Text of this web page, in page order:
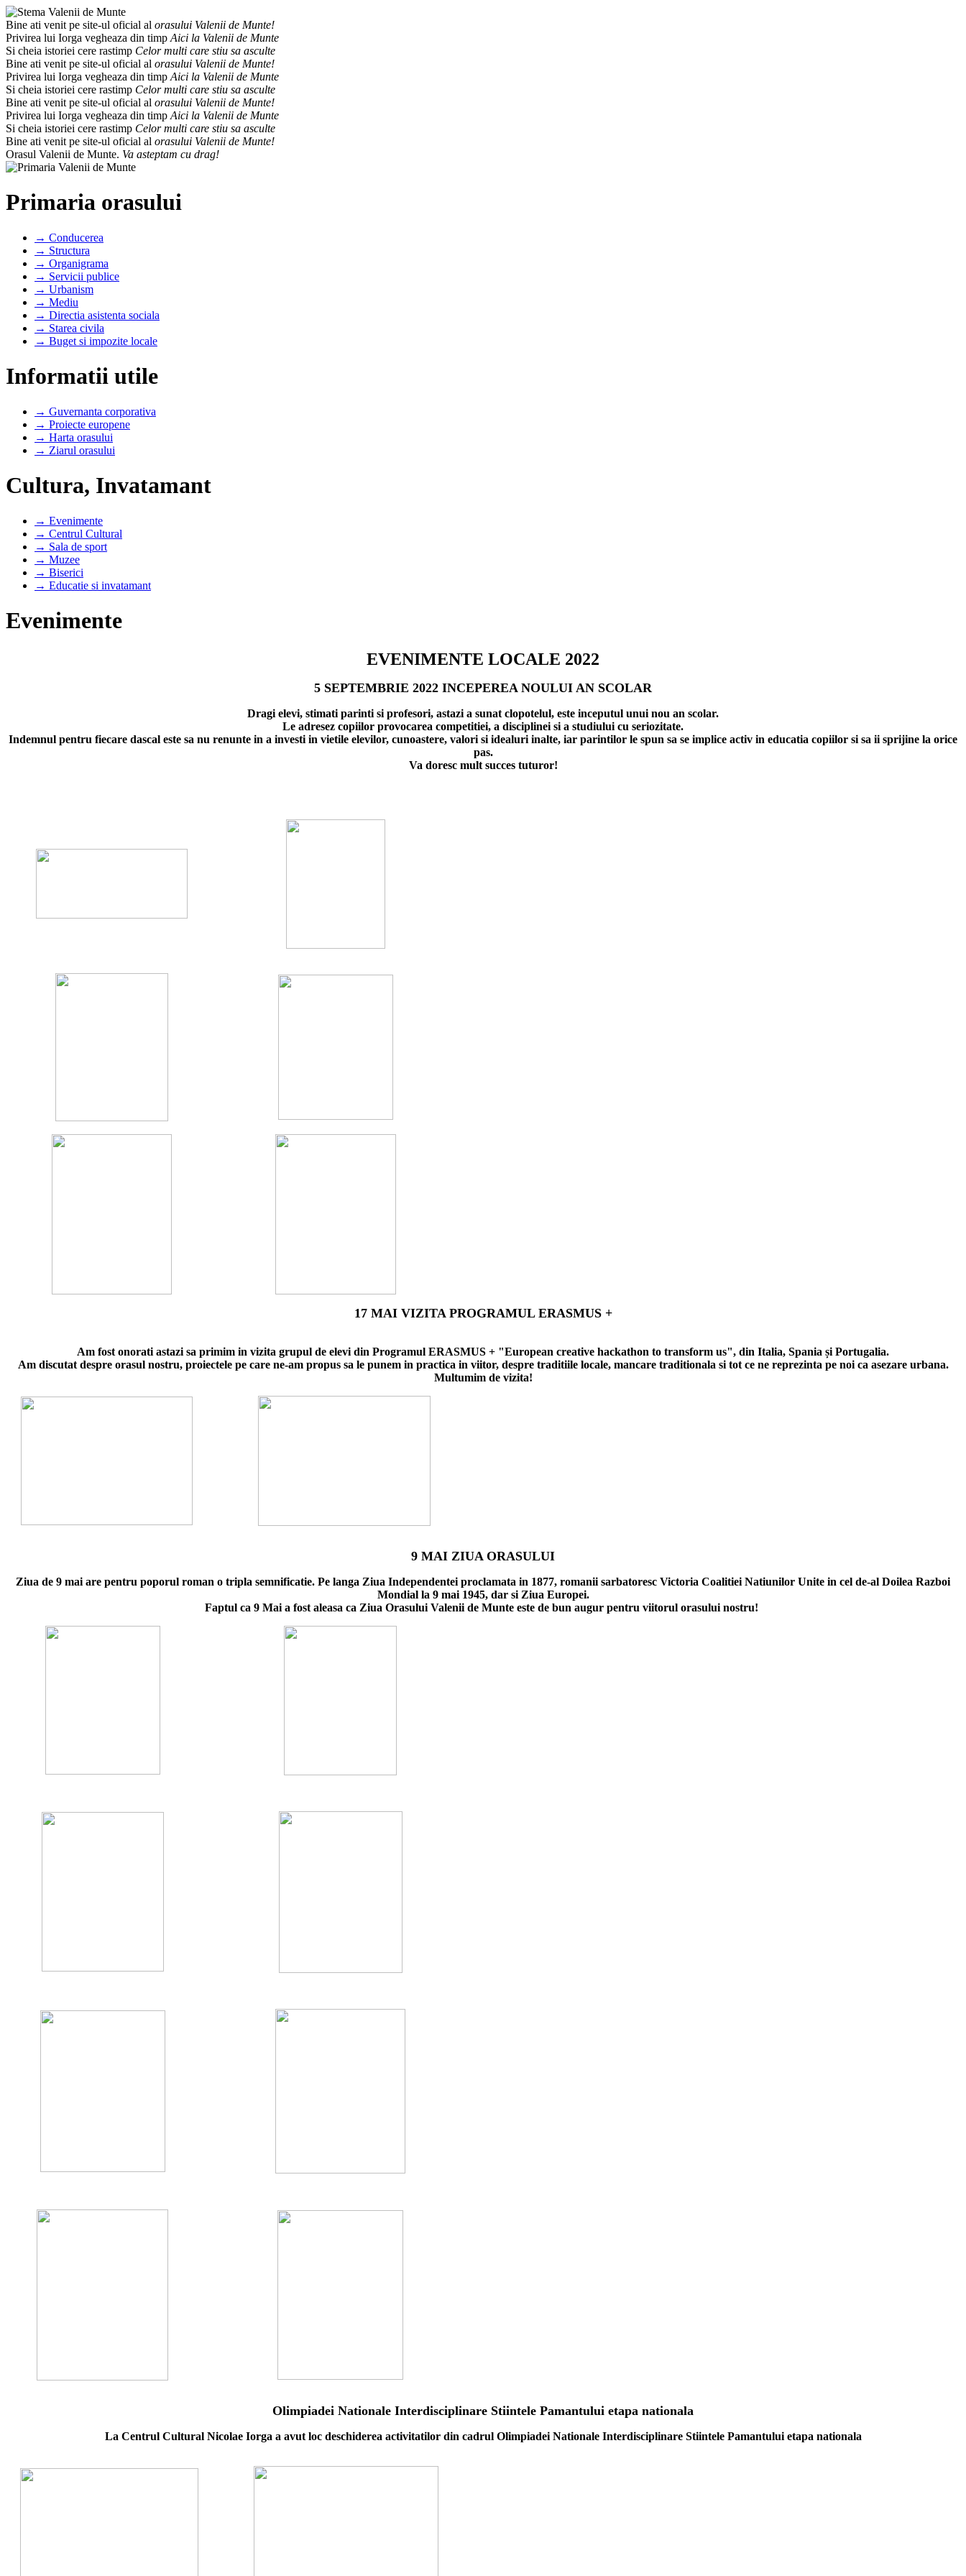
Bine ati venit pe site-ul oficial al orasului Valenii de Munte!
Privirea lui Iorga vegheaza din timp Aici la Valenii de Munte
Si cheia istoriei cere rastimp Celor multi care stiu sa asculte
Bine ati venit pe site-ul oficial al orasului Valenii de Munte!
Privirea lui Iorga vegheaza din timp Aici la Valenii de Munte
Si cheia istoriei cere rastimp Celor multi care stiu sa asculte
Bine ati venit pe site-ul oficial al orasului Valenii de Munte!
Privirea lui Iorga vegheaza din timp Aici la Valenii de Munte
Si cheia istoriei cere rastimp Celor multi care stiu sa asculte
Bine ati venit pe site-ul oficial al orasului Valenii de Munte!
Orasul Valenii de Munte. Va asteptam cu drag!
Primaria orasului
→ Conducerea
→ Structura
→ Organigrama
→ Servicii publice
→ Urbanism
→ Mediu
→ Directia asistenta sociala
→ Starea civila
→ Buget si impozite locale
Informatii utile
→ Guvernanta corporativa
→ Proiecte europene
→ Harta orasului
→ Ziarul orasului
Cultura, Invatamant
→ Evenimente
→ Centrul Cultural
→ Sala de sport
→ Muzee
→ Biserici
→ Educatie si invatamant
Evenimente
EVENIMENTE LOCALE 2022
5 SEPTEMBRIE 2022 INCEPEREA NOULUI AN SCOLAR
Dragi elevi, stimati parinti si profesori, astazi a sunat clopotelul, este inceputul unui nou an scolar.
Le adresez copiilor provocarea competitiei, a disciplinei si a studiului cu seriozitate.
Indemnul pentru fiecare dascal este sa nu renunte in a investi in vietile elevilor, cunoastere, valori si idealuri inalte, iar parintilor le spun sa se implice activ in educatia copiilor si sa ii sprijine la orice
pas.
Va doresc mult succes tuturor!
17 MAI VIZITA PROGRAMUL ERASMUS +
Am fost onorati astazi sa primim in vizita grupul de elevi din Programul ERASMUS + "European creative hackathon to transform us", din Italia, Spania și Portugalia.
Am discutat despre orasul nostru, proiectele pe care ne-am propus sa le punem in practica in viitor, despre traditiile locale, mancare traditionala si tot ce ne reprezinta pe noi ca asezare urbana.
Multumim de vizita!
9 MAI ZIUA ORASULUI
Ziua de 9 mai are pentru poporul roman o tripla semnificatie. Pe langa Ziua Independentei proclamata in 1877, romanii sarbatoresc Victoria Coalitiei Natiunilor Unite in cel de-al Doilea Razboi
Mondial la 9 mai 1945, dar si Ziua Europei.
Faptul ca 9 Mai a fost aleasa ca Ziua Orasului Valenii de Munte este de bun augur pentru viitorul orasului nostru!
Olimpiadei Nationale Interdisciplinare Stiintele Pamantului etapa nationala
La Centrul Cultural Nicolae Iorga a avut loc deschiderea activitatilor din cadrul Olimpiadei Nationale Interdisciplinare Stiintele Pamantului etapa nationala